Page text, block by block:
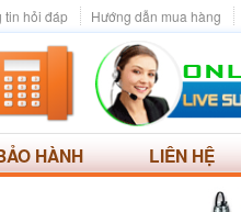
Hướng dẫn mua hàng
tin hỏi đáp
HÀNH LIÊN HỆ